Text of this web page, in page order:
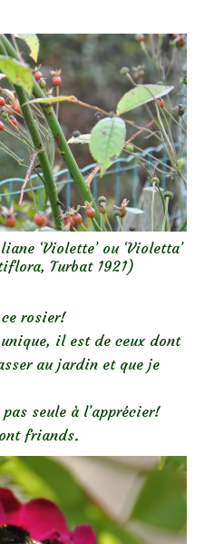
‘Violette’ ou ‘Violetta’
Turbat 1921)
rosier!
il est de ceux dont
au jardin et que je
seule à l’apprécier!
friands.